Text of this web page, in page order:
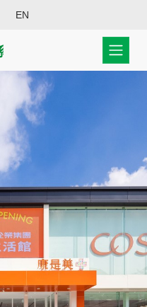
EN